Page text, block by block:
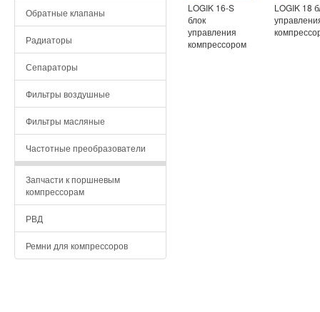
Обратные клапаны
Радиаторы
Сепараторы
Фильтры воздушные
Фильтры масляные
Частотные преобразователи
Запчасти к поршневым
компрессорам
РВД
Ремни для компрессоров
LOGIK 16-S
блок
управления
компрессором
LOGIK 18